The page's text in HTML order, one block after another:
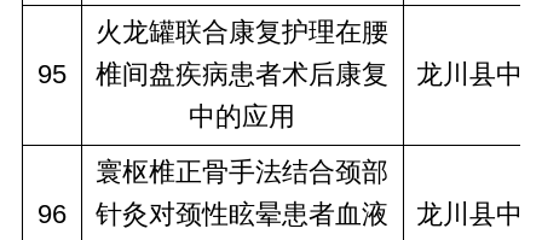
95
火龙罐联合康复护理在腰
椎间盘疾病患者术后康复
中的应用
龙川县中
96
寰枢椎正骨手法结合颈部
针灸对颈性眩晕患者血液
龙川县中